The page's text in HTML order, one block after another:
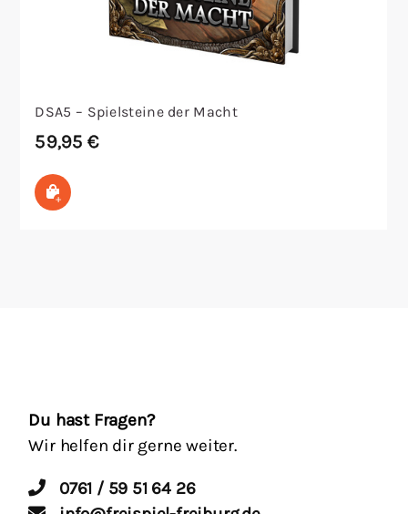
DSA5 – Spielsteine der Macht
59,95€
In den Warenkorb
Du hast Fragen?
Wir helfen dir gerne weiter.
0761 / 59 51 64 26